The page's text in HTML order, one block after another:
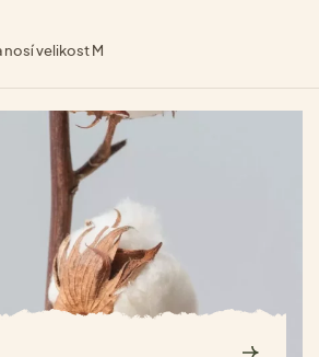
nosí velikost M